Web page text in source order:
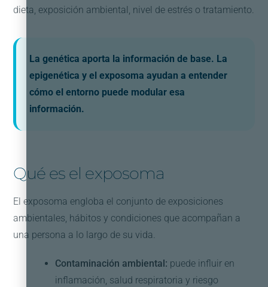
dieta, exposición ambiental, nivel de estrés o tratamiento.
La genética aporta la información de base. La
epigenética y el exposoma ayudan a entender
cómo el entorno puede modular esa
información.
Qué es el exposoma
El exposoma engloba el conjunto de exposiciones
ambientales, hábitos y condiciones que acompañan a
una persona a lo largo de su vida.
Contaminación ambiental: puede influir en
inflamación, salud respiratoria y riesgo